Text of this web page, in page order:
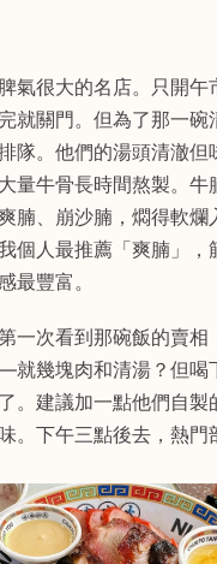
氣很大的名店。只開午
就關門。但為了那一碗
隊。他們的湯頭清澈但
量牛骨長時間熬製。牛
腩、崩沙腩，燜得軟爛
個人最推薦「爽腩」，
最豐富。
一次看到那碗飯的賣相
幾塊肉和清湯？但喝
。建議加一點他們自製
。下午三點後去，熱門